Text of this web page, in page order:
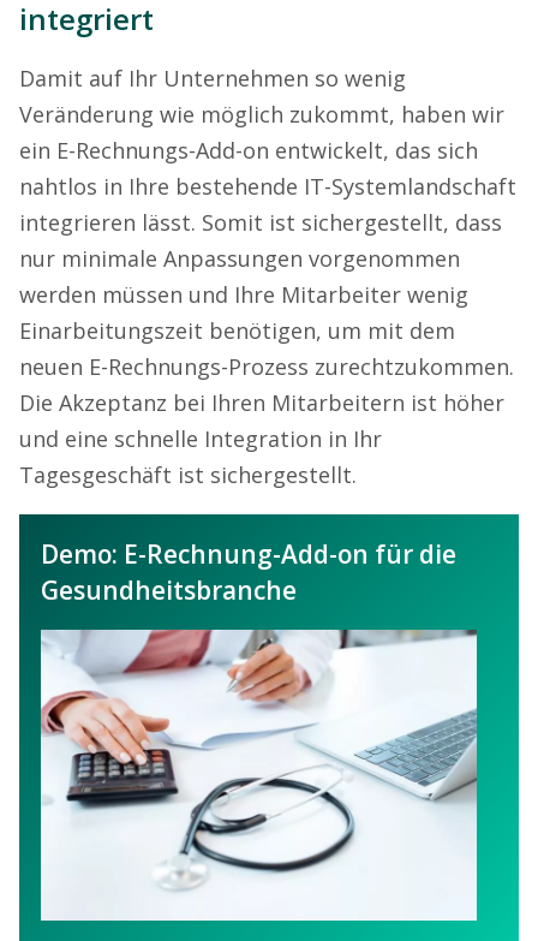
integriert
Damit auf Ihr Unternehmen so wenig
Veränderung wie möglich zukommt, haben wir
ein E-Rechnungs-Add-on entwickelt, das sich
nahtlos in Ihre bestehende IT-Systemlandschaft
integrieren lässt. Somit ist sichergestellt, dass
nur minimale Anpassungen vorgenommen
werden müssen und Ihre Mitarbeiter wenig
Einarbeitungszeit benötigen, um mit dem
neuen E-Rechnungs-Prozess zurechtzukommen.
Die Akzeptanz bei Ihren Mitarbeitern ist höher
und eine schnelle Integration in Ihr
Tagesgeschäft ist sichergestellt.
Demo: E-Rechnung-Add-on für die
Gesundheitsbranche